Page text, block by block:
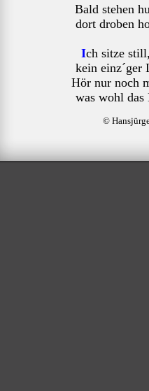
Bald stehen
dort droben
Ich sitze
kein einz´ger
Hör nur noch
was wohl das
©